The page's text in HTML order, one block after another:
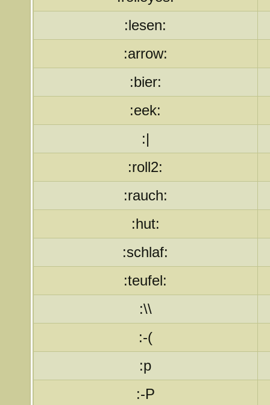
:lesen:
:arrow:
:bier:
:eek:
:|
:roll2:
:rauch:
:hut:
:schlaf:
:teufel:
:\\
:-(
:p
:-P